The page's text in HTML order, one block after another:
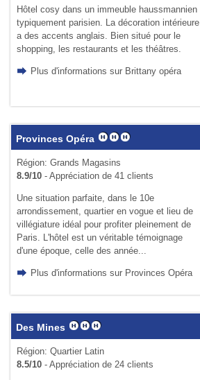
Hôtel cosy dans un immeuble haussmannien
typiquement parisien. La décoration intérieure
a des accents anglais. Bien situé pour le
shopping, les restaurants et les théâtres.
Plus d'informations sur Brittany opéra
Provinces Opéra
Région: Grands Magasins
8.9/10- Appréciation de 41 clients
Une situation parfaite, dans le 10e
arrondissement, quartier en vogue et lieu de
villégiature idéal pour profiter pleinement de
Paris. L'hôtel est un véritable témoignage
d'une époque, celle des année...
Plus d'informations sur Provinces Opéra
Des Mines
Région: Quartier Latin
8.5/10- Appréciation de 24 clients